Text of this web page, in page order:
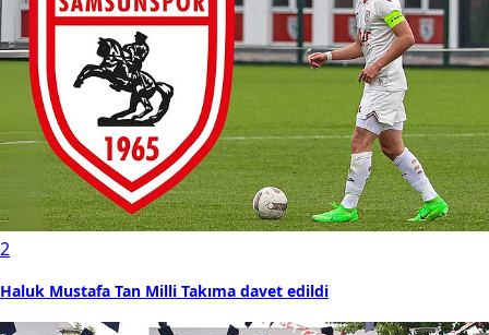
2
Haluk Mustafa Tan Milli Takıma davet edildi